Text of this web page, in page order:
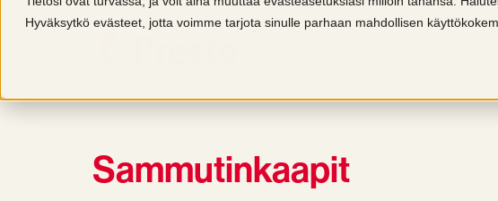
Hyväksytkö evästeet, jotta voimme tarjota sinulle parhaan mahdollisen
Sammutinkaapit